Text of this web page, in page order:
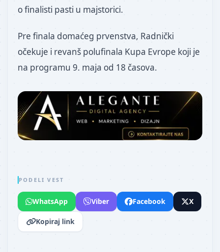
o finalisti pasti u majstorici.
Pre finala domaćeg prvenstva, Radnički
očekuje i revanš polufinala Kupa Evrope koji je
na programu 9. maja od 18 časova.
PODELI VEST
WhatsApp Viber Facebook X
Kopiraj link